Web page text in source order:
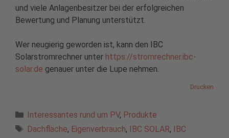
und viele Anlagenbesitzer bei der erfolgreichen
Bewertung und Planung unterstützt.
Wer neugierig geworden ist, kann den IBC
Solarstromrechner unter https://stromrechner.ibc-
solar.de genauer unter die Lupe nehmen.
Drucken
Kategorien
Interessantes rund um PV, Produkte
Schlagwörter
Dachfläche, Eigenverbrauch, IBC SOLAR,
IBC